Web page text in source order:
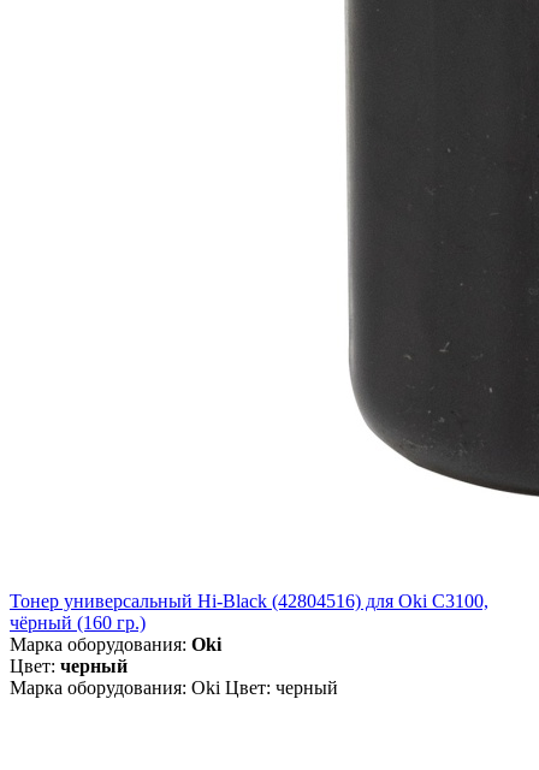
Тонер универсальный Hi-Black (42804516) для Oki С3100,
чёрный (160 гр.)
Марка оборудования: Oki
Цвет: черный
Марка оборудования: Oki Цвет: черный